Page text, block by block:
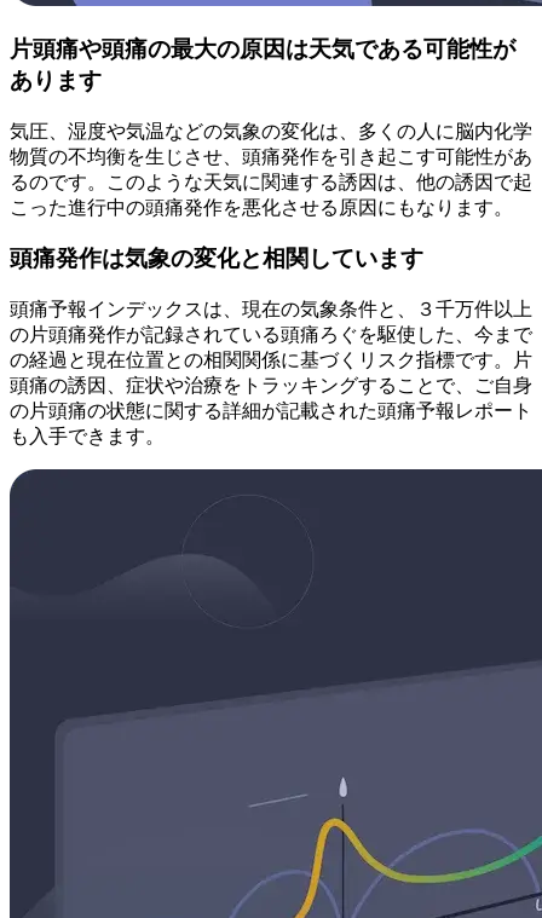
片頭痛や頭痛の最大の原因は天気である可能性が
あります
気圧、湿度や気温などの気象の変化は、多くの人に脳内化学
物質の不均衡を生じさせ、頭痛発作を引き起こす可能性があ
るのです。このような天気に関連する誘因は、他の誘因で起
こった進行中の頭痛発作を悪化させる原因にもなります。
頭痛発作は気象の変化と相関しています
頭痛予報インデックスは、現在の気象条件と、３千万件以上
の片頭痛発作が記録されている頭痛ろぐを駆使した、今まで
の経過と現在位置との相関関係に基づくリスク指標です。片
頭痛の誘因、症状や治療をトラッキングすることで、ご自身
の片頭痛の状態に関する詳細が記載された頭痛予報レポート
も入手できます。